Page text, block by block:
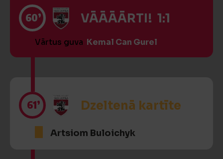
60’ VĀĀĀĀRTI! 1:1
Vārtus guva Kemal Can Gurel
61’ Dzeltenā kartīte
Artsiom Buloichyk